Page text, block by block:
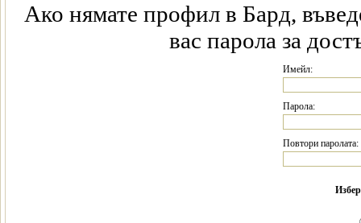
Ако нямате профил в Бард,
вас парола за
Имейл:
Парола:
Повтори паролата: